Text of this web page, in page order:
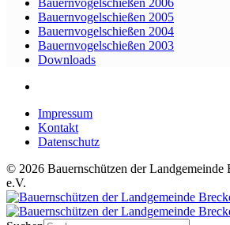
Bauernvogelschießen 2006
Bauernvogelschießen 2005
Bauernvogelschießen 2004
Bauernvogelschießen 2003
Downloads
Impressum
Kontakt
Datenschutz
© 2026 Bauernschützen der Landgemeinde
e.V.